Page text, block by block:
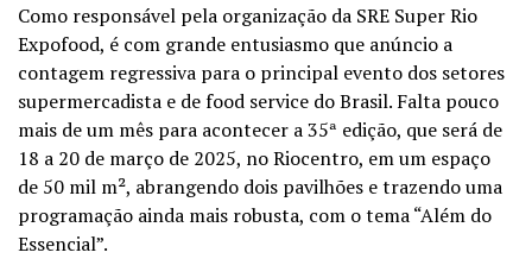
Como responsável pela organização da SRE Super Rio
Expofood, é com grande entusiasmo que anúncio a
contagem regressiva para o principal evento dos setores
supermercadista e defood service do Brasil. Falta pouco
mais de um mês para acontecer a35ª edição, que será de
18 a 20 de março de 2025, no Riocentro, em um espaço
de 50 mil m², abrangendo dois pavilhões e trazendo uma
programação ainda mais robusta, com o tema “Além do
Essencial”.